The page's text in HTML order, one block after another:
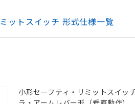
ットスイッチ 形式仕様一覧
小形セーフティ・リミットスイッ